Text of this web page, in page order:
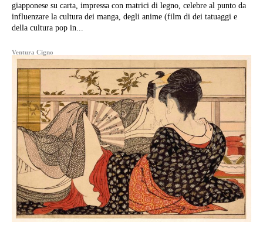
giapponese su carta, impressa con matrici di legno, celebre al punto da
influenzare la cultura dei manga, degli anime (film di dei tatuaggi e
della cultura pop in...
Ventura Cigno